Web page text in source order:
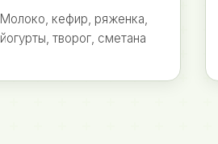
Молоко, кефир, ряженка,
йогурты, творог, сметана